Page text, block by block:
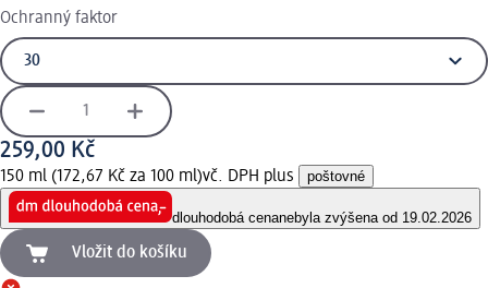
Ochranný faktor
259,00 Kč
150 ml (172,67 Kč za 100 ml)vč. DPH plus poštovné
dlouhodobá cenanebyla zvýšena od 19.02.2026
Vložit do košíku